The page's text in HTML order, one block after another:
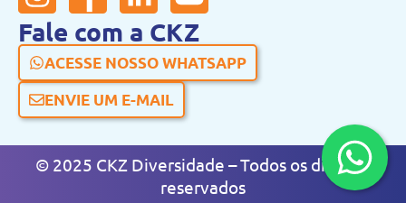
Fale com a CKZ
ACESSE NOSSO WHATSAPP
ENVIE UM E-MAIL
© 2025 CKZ Diversidade – Todos os direitos
reservados